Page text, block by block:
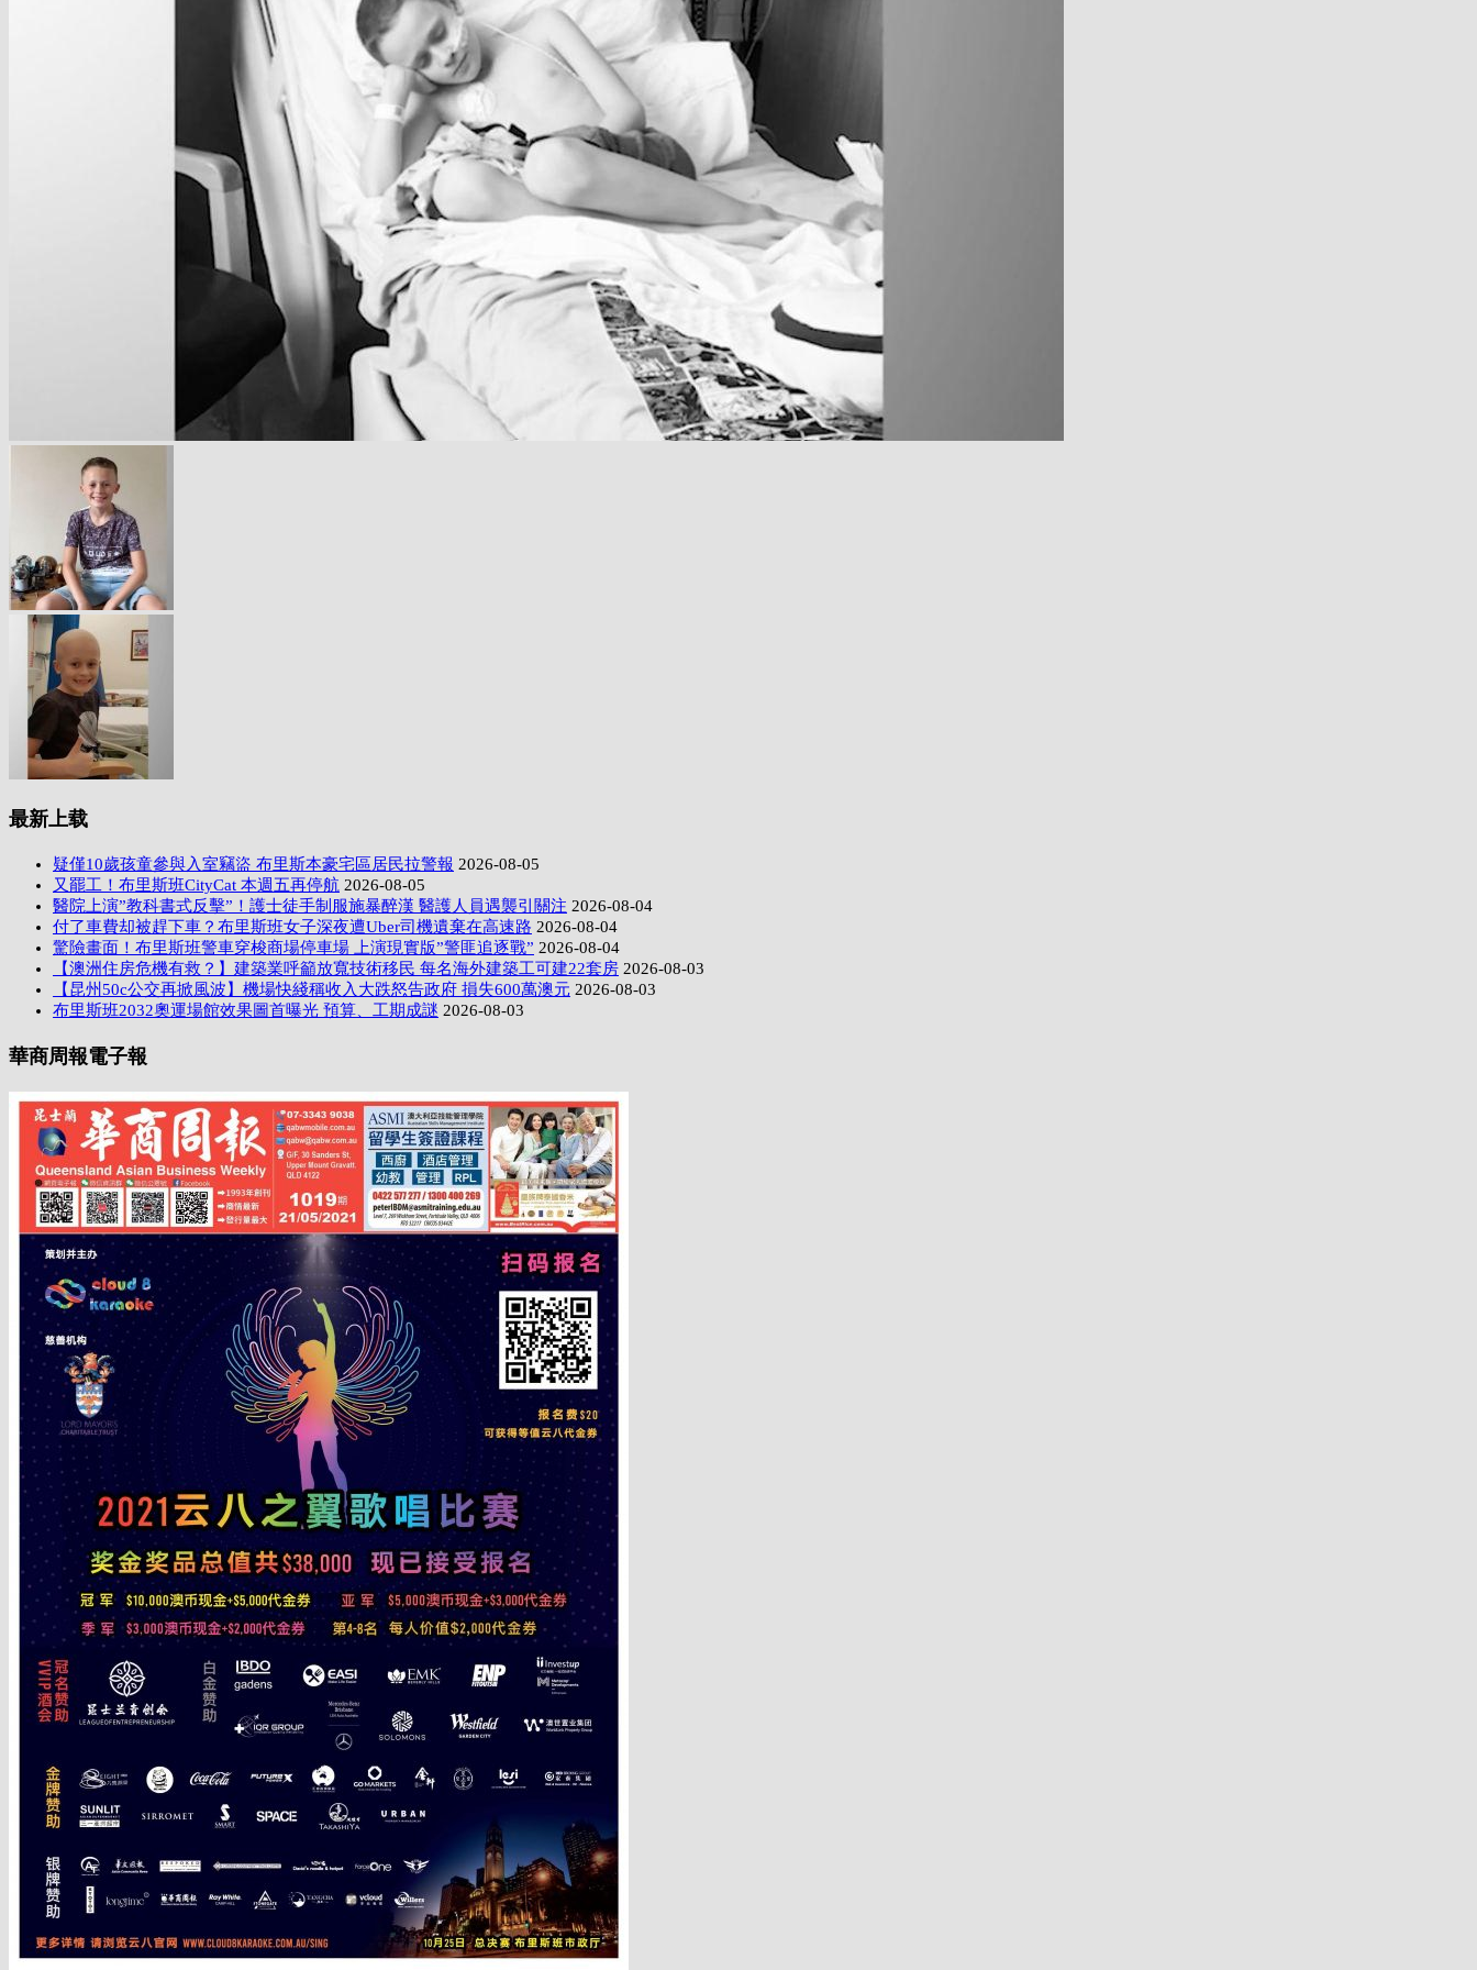
最新上载
疑僅10歲孩童參與入室竊盜 布里斯本豪宅區居民拉警報 2026-08-05
又罷工！布里斯班CityCat 本週五再停航 2026-08-05
醫院上演”教科書式反擊”！護士徒手制服施暴醉漢 醫護人員遇襲引關注 2026-08-04
付了車費却被趕下車？布里斯班女子深夜遭Uber司機遺棄在高速路 2026-08-04
驚險畫面！布里斯班警車穿梭商場停車場 上演現實版”警匪追逐戰” 2026-08-04
【澳洲住房危機有救？】建築業呼籲放寬技術移民 每名海外建築工可建22套房 2026-08-03
【昆州50c公交再掀風波】機場快綫稱收入大跌怒告政府 損失600萬澳元 2026-08-03
布里斯班2032奧運場館效果圖首曝光 預算、工期成謎 2026-08-03
華商周報電子報